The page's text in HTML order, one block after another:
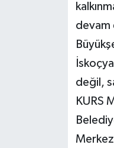
devam
değil,
KURS